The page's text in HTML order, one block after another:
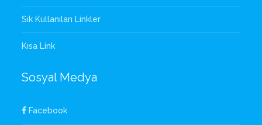
Sık Kullanılan Linkler
Kısa Link
Sosyal Medya
Facebook